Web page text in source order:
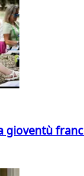
gioventù